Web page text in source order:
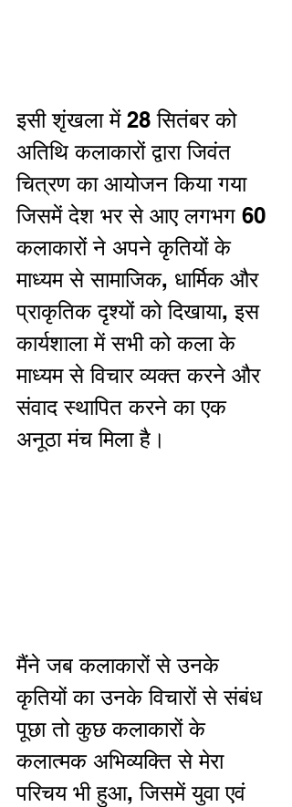
इसी शृंखला में 28 सितंबर को
अतिथि कलाकारों द्वारा जिवंत
चित्रण का आयोजन किया गया
जिसमें देश भर से आए लगभग 60
कलाकारों ने अपने कृतियों के
माध्यम से सामाजिक, धार्मिक और
प्राकृतिक दृश्यों को दिखाया, इस
कार्यशाला में सभी को कला के
माध्यम से विचार व्यक्त करने और
संवाद स्थापित करने का एक
अनूठा मंच मिला है।
मैंने जब कलाकारों से उनके
कृतियों का उनके विचारों से संबंध
पूछा तो कुछ कलाकारों के
कलात्मक अभिव्यक्ति से मेरा
परिचय भी हुआ, जिसमें युवा एवं